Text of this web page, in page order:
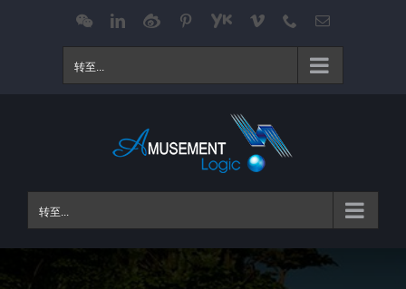
WeChatLinkedIn
Weibo Pinterest
Youku Vimeo Phone电
转至...
转至...